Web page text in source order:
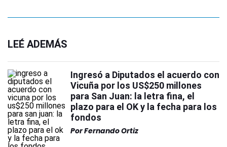
LEÉ ADEMÁS
Ingresó a Diputados el acuerdo con
Vicuña por los US$250 millones
para San Juan: la letra fina, el
plazo para el OK y la fecha para los
fondos
PorFernando Ortiz